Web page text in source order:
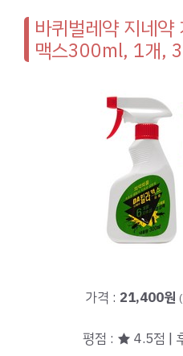
바퀴벌레약 지네
맥스300ml, 1개,
가격 : 21,400원
평점 : ★ 4.5점 |